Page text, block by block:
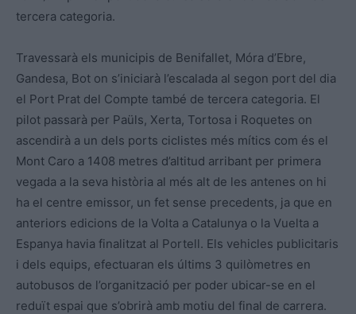
tercera categoria.
Travessarà els municipis de Benifallet, Móra d’Ebre,
Gandesa, Bot on s’iniciarà l’escalada al segon port del dia
el Port Prat del Compte també de tercera categoria. El
pilot passarà per Paüls, Xerta, Tortosa i Roquetes on
ascendirà a un dels ports ciclistes més mítics com és el
Mont Caro a 1408 metres d’altitud arribant per primera
vegada a la seva història al més alt de les antenes on hi
ha el centre emissor, un fet sense precedents, ja que en
anteriors edicions de la Volta a Catalunya o la Vuelta a
Espanya havia finalitzat al Portell. Els vehicles publicitaris
i dels equips, efectuaran els últims 3 quilòmetres en
autobusos de l’organització per poder ubicar-se en el
reduït espai que s’obrirà amb motiu del final de carrera.